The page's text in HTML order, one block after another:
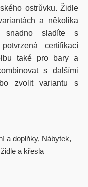
ostrůvku. Židle
a několika
snadno sladíte s
certifikací
také pro bary a
s dalšími
zvolit variantu s
a doplňky, Nábytek,
a křesla